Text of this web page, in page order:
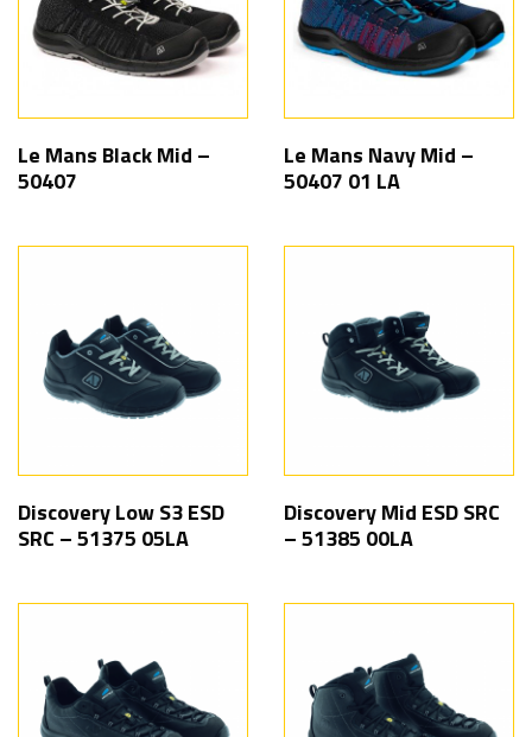
Le Mans Black Mid –
50407
Le Mans Navy Mid –
50407 01 LA
Discovery Low S3 ESD
SRC – 51375 05LA
Discovery Mid ESD SRC
– 51385 00LA